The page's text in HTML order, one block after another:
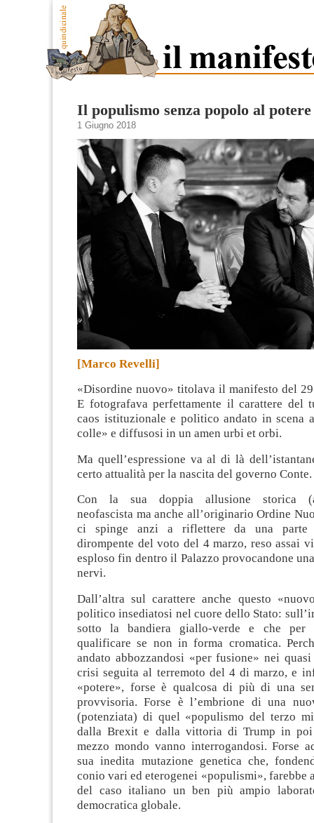
Il populismo senza popolo al potere
1 Giugno 2018
[Marco Revelli]
«Disordine nuovo» titolava il manifesto del
E fotografava perfettamente il carattere del
caos istituzionale e politico andato in scena
colle» e diffusosi in un amen urbi et orbi.
Ma quell’espressione va al di là
certo attualità per la nascita del governo Conte.
Con la sua doppia allusione storica
neofascista ma anche all’originario Ordine
ci spinge anzi a riflettere da una parte
dirompente del voto del 4 marzo, reso assai
esploso fin dentro il Palazzo provocandone
nervi.
Dall’altra sul carattere anche questo
politico insediatosi nel cuore dello Stato:
sotto la bandiera giallo-verde e che
qualificare se non in forma cromatica.
andato abbozzandosi «per fusione» nei
crisi seguita al terremoto del 4 di marzo, e
«potere», forse è qualcosa di più di una
provvisoria. Forse è l’embrione di una
(potenziata) di quel «populismo del terzo
dalla Brexit e dalla vittoria di Trump in
mezzo mondo vanno interrogandosi. Forse
sua inedita mutazione genetica che,
conio vari ed eterogenei «populismi», farebbe
del caso italiano un ben più ampio
democratica globale.